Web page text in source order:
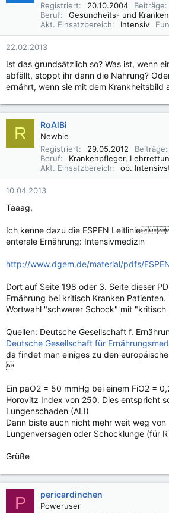
Registriert 20.10.2004 Beiträge
Beruf
Gesundheits- und
Akt. Einsatzbereich
Intensiv
22.02.2013
Ist das grundsätzlich so? Was ist, wenn
abfällt, stoppt ihr dann die Nahrung?
ernährt, wenn sie mit dem Krankheitsbild
R RoAlBi
Newbie
Registriert
29.05.2012 Beiträge
Beruf
Krankenpfleger,
Akt. Einsatzbereich
op.
10.04.2013
Taaag,
Ich kenne dazu die ESPEN
enterale Ernährung: Intensivmedizin
http://www.dgem.de/material/pdfs/
Dort auf Seite 198 oder 3. Seite dieser
Ernährung bei kritisch Kranken
Wortwahl "schwerer Schock" mit "kritisch
Quellen: Deutsche Gesellschaft f.
Deutsche Gesellschaft für
da findet man einiges zu den

Ein paO2 = 50 mmHg bei einem FiO2 =
Horovitz Index von 250. Dies entspricht
Lungenschaden (ALI)
Dann biste auch nicht mehr weit weg von
Lungenversagen oder Schocklunge (für
Grüße
P pericardinchen
Poweruser